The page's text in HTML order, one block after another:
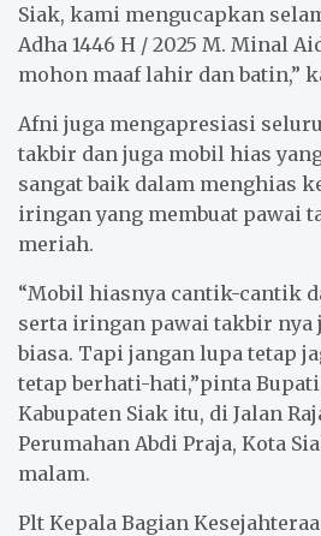
Siak, kami mengucapkan
Adha 1446 H / 2025 M. Minal
mohon maaf lahir dan batin,”
Afni juga mengapresiasi
takbir dan juga mobil hias
sangat baik dalam menghias
iringan yang membuat pawai
meriah.
“Mobil hiasnya cantik-cantik
serta iringan pawai takbir nya
biasa. Tapi jangan lupa tetap
tetap berhati-hati,”pinta
Kabupaten Siak itu, di Jalan
Perumahan Abdi Praja, Kota
malam.
Plt Kepala Bagian